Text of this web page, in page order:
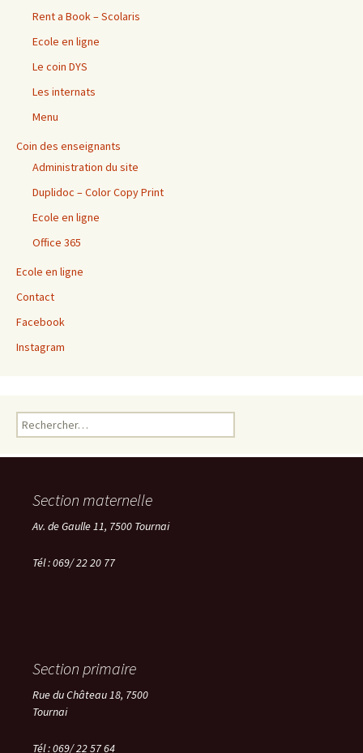
Rent a Book – Scolaris
Ecole en ligne
Le coin DYS
Les internats
Menu
Coin des enseignants
Administration du site
Duplidoc – Color Copy Print
Ecole en ligne
Office 365
Ecole en ligne
Contact
Facebook
Instagram
Rechercher :
Section maternelle
Av. de Gaulle 11, 7500 Tournai
Tél : 069/ 22 20 77
Section primaire
Rue du Château 18, 7500
Tournai
Tél : 069/ 22 57 64